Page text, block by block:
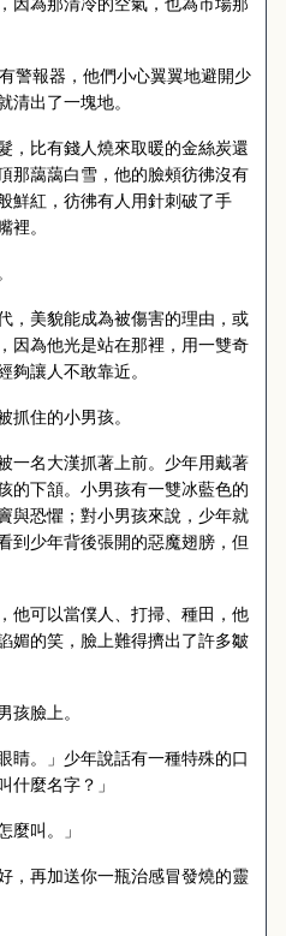
警報器，他們小心翼翼地避開少
清出了一塊地。
比有錢人燒來取暖的金絲炭還
那藹藹白雪，他的臉頰彷彿沒有
鮮紅，彷彿有人用針刺破了手
裡。
美貌能成為被傷害的理由，或
因為他光是站在那裡，用一雙奇
夠讓人不敢靠近。
住的小男孩。
名大漢抓著上前。少年用戴著
的下頷。小男孩有一雙冰藍色的
與恐懼；對小男孩來說，少年就
到少年背後張開的惡魔翅膀，但
可以當僕人、打掃、種田，他
媚的笑，臉上難得擠出了許多皺
臉上。
。」少年說話有一種特殊的口
什麼名字？」
叫。」
再加送你一瓶治感冒發燒的靈